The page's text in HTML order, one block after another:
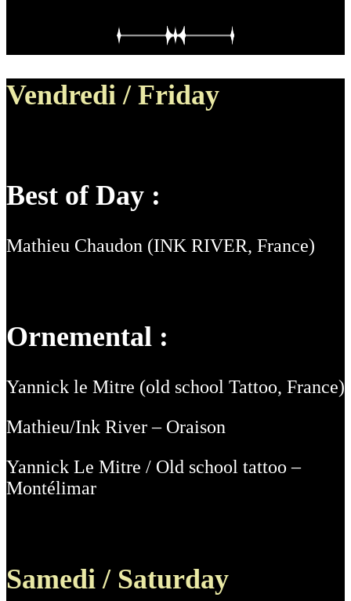
Vendredi / Friday
Best of Day :
Mathieu Chaudon (INK RIVER, France)
Ornemental :
Yannick le Mitre (old school Tattoo, France)
Mathieu/Ink River – Oraison
Yannick Le Mitre / Old school tattoo –
Montélimar
Samedi / Saturday